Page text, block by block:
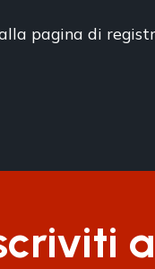
pagina di